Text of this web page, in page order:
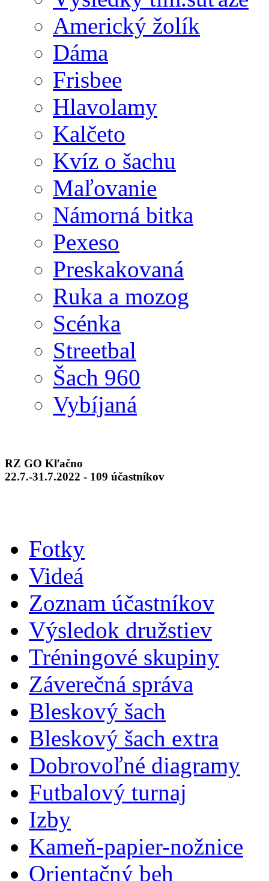
Americký žolík
Dáma
Frisbee
Hlavolamy
Kalčeto
Kvíz o šachu
Maľovanie
Námorná bitka
Pexeso
Preskakovaná
Ruka a mozog
Scénka
Streetbal
Šach 960
Vybíjaná
RZ GO Kľačno
22.7.-31.7.2022 - 109 účastníkov
Fotky
Videá
Zoznam účastníkov
Výsledok družstiev
Tréningové skupiny
Záverečná správa
Bleskový šach
Bleskový šach extra
Dobrovoľné diagramy
Futbalový turnaj
Izby
Kameň-papier-nožnice
Orientačný beh